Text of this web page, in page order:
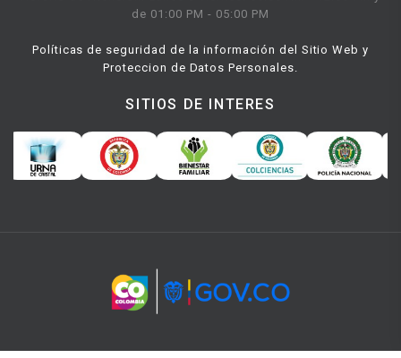
de 01:00 PM - 05:00 PM
Políticas de seguridad de la información del Sitio Web y
Proteccion de Datos Personales.
SITIOS DE INTERES